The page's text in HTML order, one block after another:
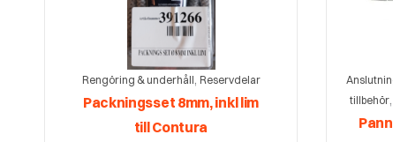
Rengöring & underhåll, Reservdelar
Packningsset 8mm, inkl lim
till Contura
tillbehör,